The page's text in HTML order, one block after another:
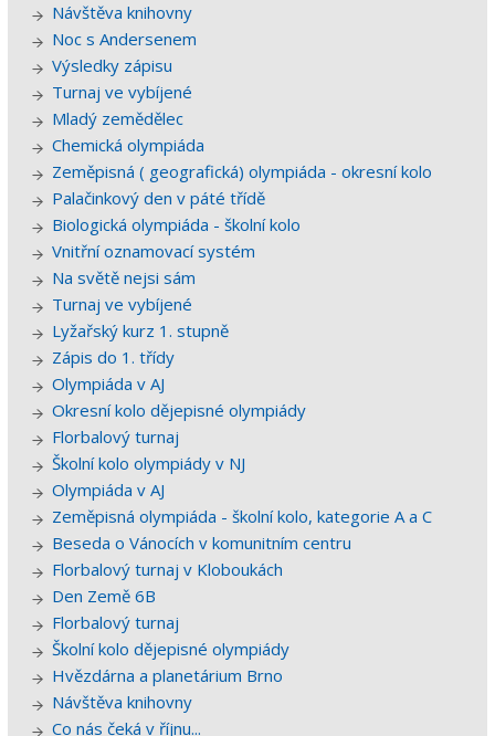
Návštěva knihovny
Noc s Andersenem
Výsledky zápisu
Turnaj ve vybíjené
Mladý zemědělec
Chemická olympiáda
Zeměpisná ( geografická) olympiáda - okresní kolo
Palačinkový den v páté třídě
Biologická olympiáda - školní kolo
Vnitřní oznamovací systém
Na světě nejsi sám
Turnaj ve vybíjené
Lyžařský kurz 1. stupně
Zápis do 1. třídy
Olympiáda v AJ
Okresní kolo dějepisné olympiády
Florbalový turnaj
Školní kolo olympiády v NJ
Olympiáda v AJ
Zeměpisná olympiáda - školní kolo, kategorie A a C
Beseda o Vánocích v komunitním centru
Florbalový turnaj v Kloboukách
Den Země 6B
Florbalový turnaj
Školní kolo dějepisné olympiády
Hvězdárna a planetárium Brno
Návštěva knihovny
Co nás čeká v říjnu...